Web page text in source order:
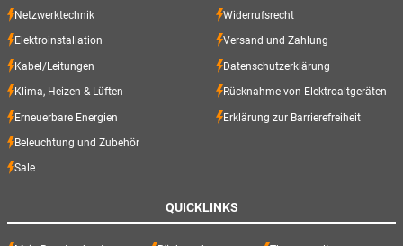
Netzwerktechnik
Elektroinstallation
Kabel/Leitungen
Klima, Heizen & Lüften
Erneuerbare Energien
Beleuchtung und Zubehör
Sale
Widerrufsrecht
Versand und Zahlung
Datenschutzerklärung
Rücknahme von Elektroaltgeräten
Erklärung zur Barrierefreiheit
QUICKLINKS